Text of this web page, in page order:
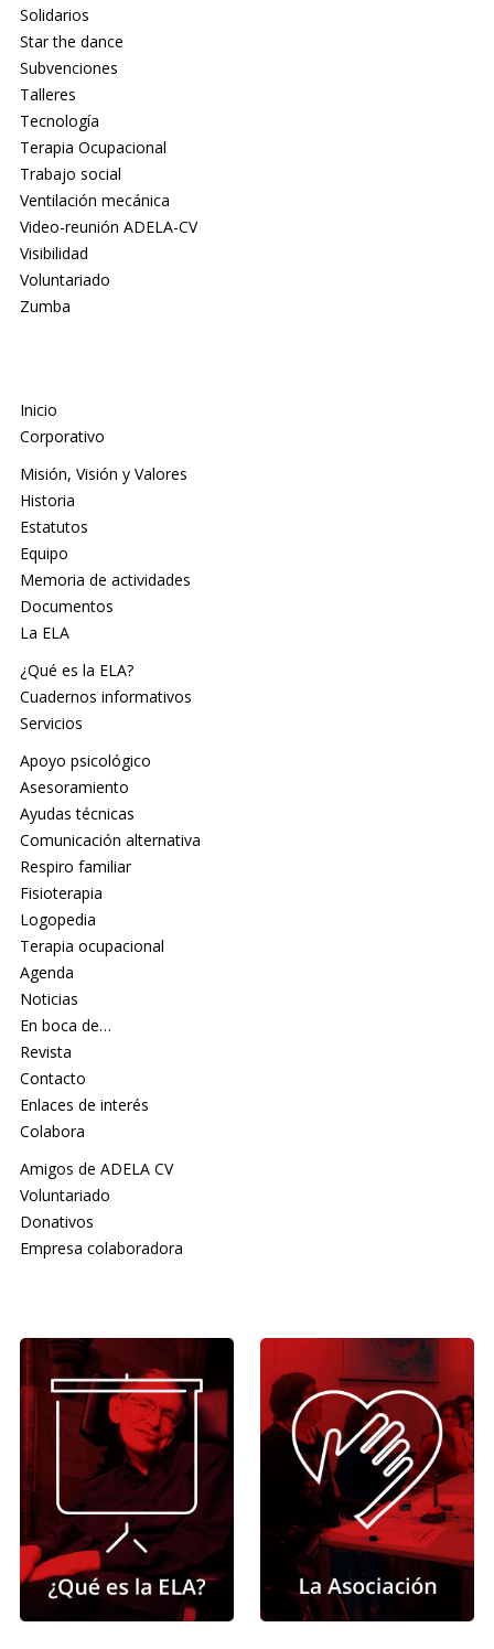
Solidarios
Star the dance
Subvenciones
Talleres
Tecnología
Terapia Ocupacional
Trabajo social
Ventilación mecánica
Video-reunión ADELA-CV
Visibilidad
Voluntariado
Zumba
Inicio
Corporativo
Misión, Visión y Valores
Historia
Estatutos
Equipo
Memoria de actividades
Documentos
La ELA
¿Qué es la ELA?
Cuadernos informativos
Servicios
Apoyo psicológico
Asesoramiento
Ayudas técnicas
Comunicación alternativa
Respiro familiar
Fisioterapia
Logopedia
Terapia ocupacional
Agenda
Noticias
En boca de…
Revista
Contacto
Enlaces de interés
Colabora
Amigos de ADELA CV
Voluntariado
Donativos
Empresa colaboradora